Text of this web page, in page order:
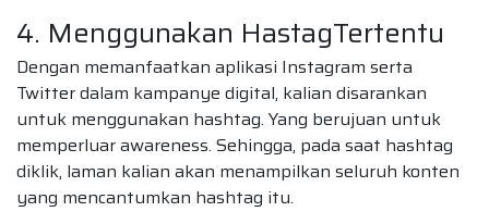
4. Menggunakan HastagTertentu
Dengan memanfaatkan aplikasi Instagram serta
Twitter dalam kampanye digital, kalian disarankan
untuk menggunakan hashtag. Yang berujuan untuk
memperluar awareness. Sehingga, pada saat hashtag
diklik, laman kalian akan menampilkan seluruh konten
yang mencantumkan hashtag itu.